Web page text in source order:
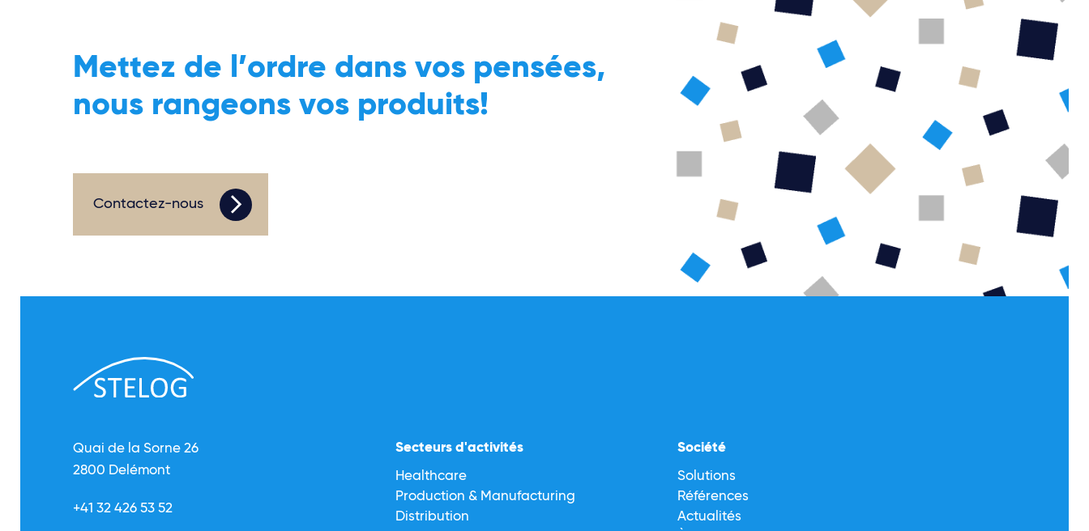
Mettez de l’ordre dans vos pensées,
nous rangeons vos produits!
Contactez-nous
Quai de la Sorne 26
2800 Delémont
+41 32 426 53 52
Secteurs d'activités
Healthcare
Production & Manufacturing
Distribution
Société
Solutions
Références
Actualités